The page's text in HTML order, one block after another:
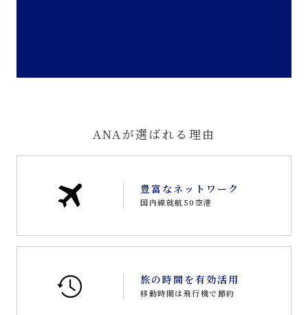
ANAが選ばれる理由
豊富なネットワーク
国内線就航50空港
旅の時間を有効活用
移動時間は飛行機で節約